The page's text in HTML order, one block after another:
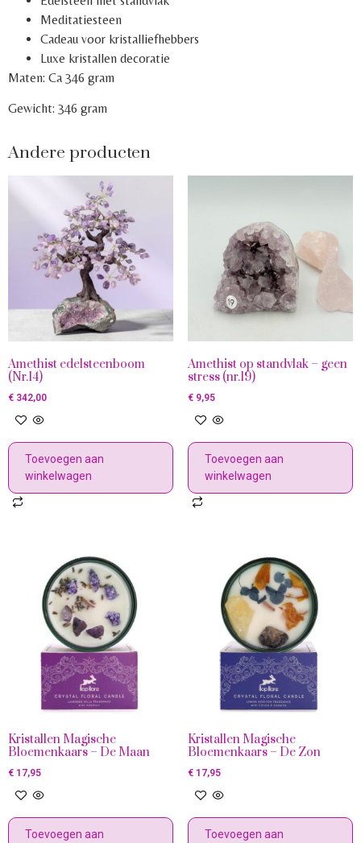
Meditatiesteen
Cadeau voor kristalliefhebbers
Luxe kristallen decoratie
Maten: Ca 346 gram
Gewicht: 346 gram
Andere producten
Amethist edelsteenboom
(Nr.14)
€ 342,00
Toevoegen aan
winkelwagen
Amethist op standvlak – geen
stress (nr.19)
€9,95
Toevoegen aan
winkelwagen
Kristallen Magische
Bloemenkaars – De Maan
€ 17,95
Toevoegen aan
Kristallen Magische
Bloemenkaars – De Zon
€17,95
Toevoegen aan